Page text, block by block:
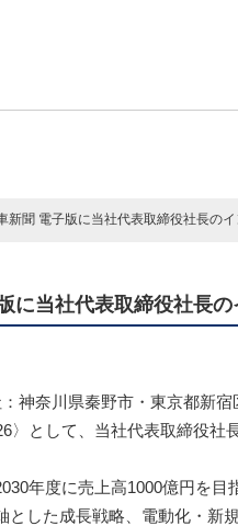
新聞 電子版に当社代表取締役社長の
に当社代表取締役社長
神奈川県秦野市・東京都新宿
〉として、当社代表取締役社
年度に売上高1000億円を目
とした成長戦略、電動化・新